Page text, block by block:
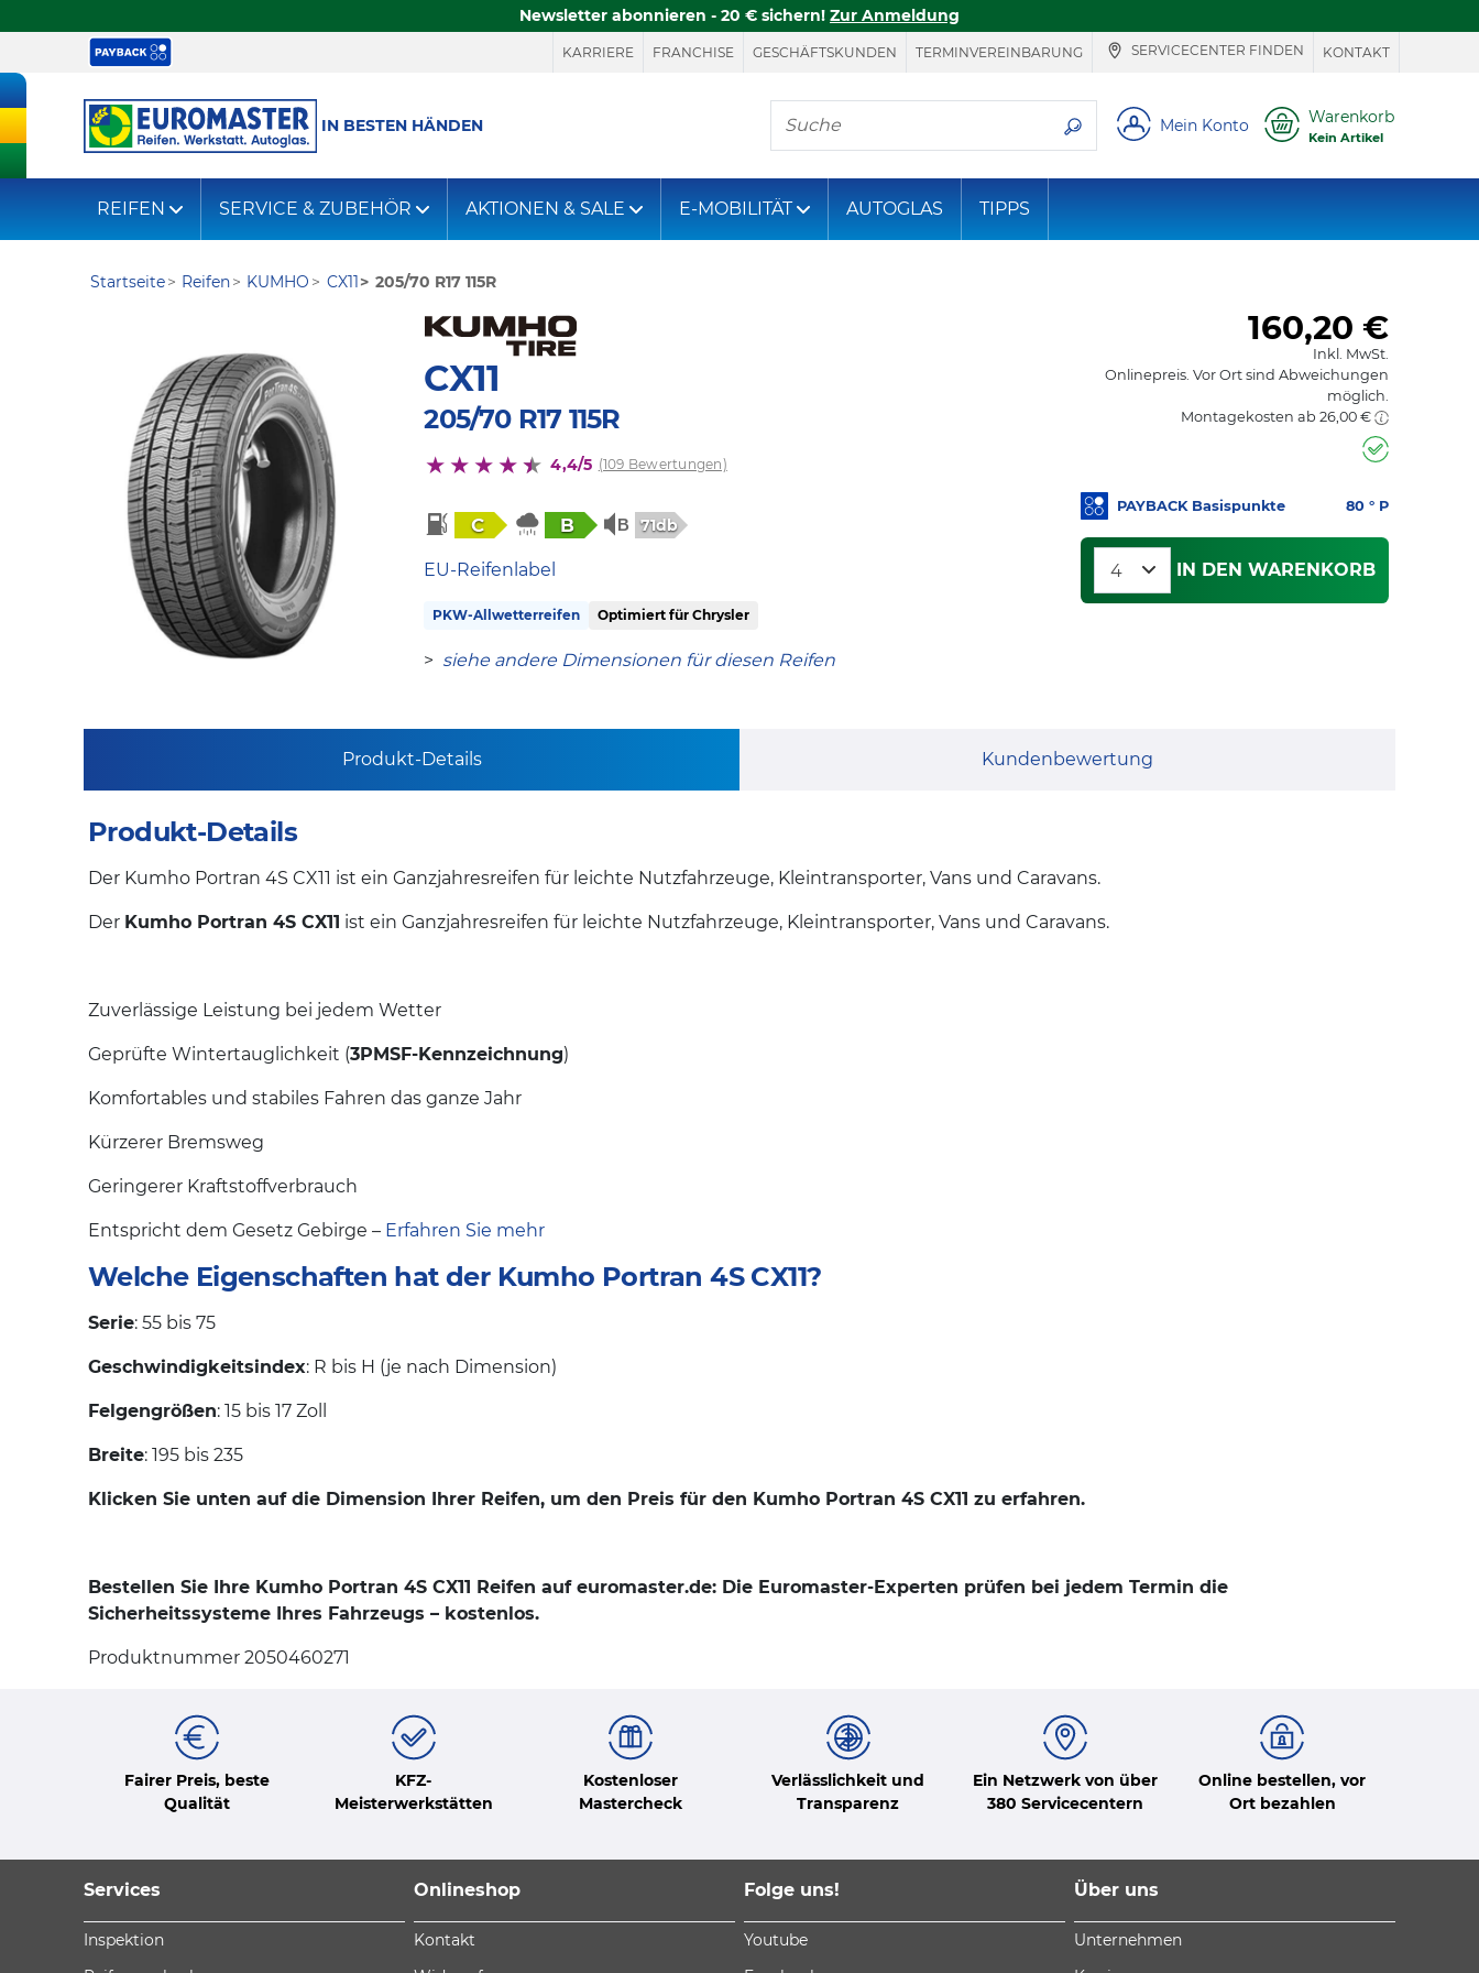
Newsletter abonnieren - 20 € sichern! Zur Anmeldung
KARRIERE FRANCHISE GESCHÄFTSKUNDEN TERMINVEREINBARUNG SERVICECENTER FINDEN KONTAKT
IN BESTEN HÄNDEN
Hier finden Sie, was Sie suchen
Mein Konto Warenkorb
Kein Artikel
REIFEN SERVICE & ZUBEHÖR AKTIONEN & SALE E-MOBILITÄT AUTOGLAS TIPPS
Startseite Reifen KUMHO CX11 205/70 R17 115R
CX11
205/70 R17 115R
4,4/5 (109 Bewertungen)
C B 71db
EU-Reifenlabel
PKW-Allwetterreifen Optimiert für Chrysler
> siehe andere Dimensionen für diesen Reifen
160,20 €
Inkl. MwSt.
Onlinepreis. Vor Ort sind Abweichungen
möglich.
Montagekosten ab 26,00 €
PAYBACK Basispunkte 80 ° P
IN DEN WARENKORB
Produkt-Details Kundenbewertung
Produkt-Details
Der Kumho Portran 4S CX11 ist ein Ganzjahresreifen für leichte Nutzfahrzeuge, Kleintransporter, Vans und Caravans.
Der Kumho Portran 4S CX11 ist ein Ganzjahresreifen für leichte Nutzfahrzeuge, Kleintransporter, Vans und Caravans.
Zuverlässige Leistung bei jedem Wetter
Geprüfte Wintertauglichkeit (3PMSF-Kennzeichnung)
Komfortables und stabiles Fahren das ganze Jahr
Kürzerer Bremsweg
Geringerer Kraftstoffverbrauch
Entspricht dem Gesetz Gebirge – Erfahren Sie mehr
Welche Eigenschaften hat der Kumho Portran 4S CX11?
Serie: 55 bis 75
Geschwindigkeitsindex: R bis H (je nach Dimension)
Felgengrößen: 15 bis 17 Zoll
Breite: 195 bis 235
Klicken Sie unten auf die Dimension Ihrer Reifen, um den Preis für den Kumho Portran 4S CX11 zu erfahren.
Bestellen Sie Ihre Kumho Portran 4S CX11 Reifen auf euromaster.de: Die Euromaster-Experten prüfen bei jedem Termin die
Sicherheitssysteme Ihres Fahrzeugs – kostenlos.
Produktnummer 2050460271
Fairer Preis, beste
Qualität
KFZ-
Meisterwerkstätten
Kostenloser
Mastercheck
Verlässlichkeit und
Transparenz
Ein Netzwerk von über
380 Servicecentern
Online bestellen, vor
Ort bezahlen
Services
Inspektion
Onlineshop
Kontakt
Folge uns!
Youtube
Über uns
Unternehmen